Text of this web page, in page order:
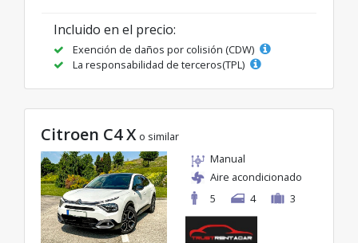
Incluido en el precio:
Exención de daños por colisión (CDW)
La responsabilidad de terceros(TPL)
Citroen C4 X o similar
Manual
Aire acondicionado
5
4 3